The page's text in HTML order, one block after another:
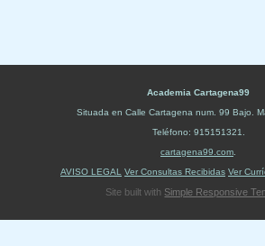
Academia Cartagena99
Situada en Calle Cartagena num. 99 Bajo
Teléfono: 915151321
cartagena99.com
AVISO LEGAL
Ver Consultas Recibidas Ver
Site built with Simple Responsive